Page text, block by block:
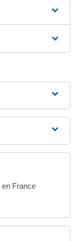
en France